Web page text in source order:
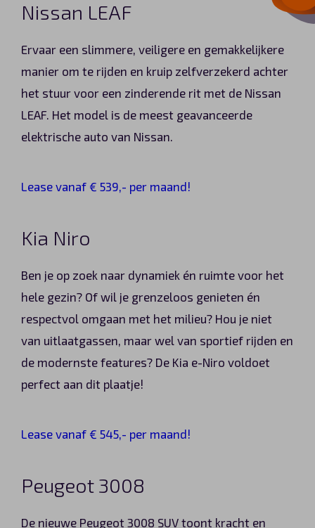
Nissan LEAF
Ervaar een slimmere, veiligere en gemakkelijkere
manier om te rijden en kruip zelfverzekerd achter
het stuur voor een zinderende rit met de Nissan
LEAF. Het model is de meest geavanceerde
elektrische auto van Nissan.
Lease vanaf € 539,- per maand!
Kia Niro
Ben je op zoek naar dynamiek én ruimte voor het
hele gezin? Of wil je grenzeloos genieten én
respectvol omgaan met het milieu? Hou je niet
van uitlaatgassen, maar wel van sportief rijden en
de modernste features? De Kia e-Niro voldoet
perfect aan dit plaatje!
Lease vanaf € 545,- per maand!
Peugeot 3008
De nieuwe Peugeot 3008 SUV toont kracht en